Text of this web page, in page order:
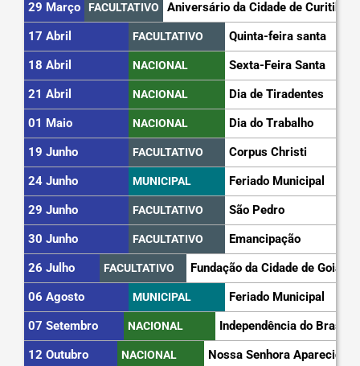
29 Março FACULTATIVO
Aniversário da Cidade de Curitiba
17 Abril
FACULTATIVO
Quinta-feira santa
18 Abril
NACIONAL
Sexta-Feira Santa
21 Abril
NACIONAL
Dia de Tiradentes
01 Maio
NACIONAL
Dia do Trabalho
19 Junho
FACULTATIVO
Corpus Christi
24 Junho
MUNICIPAL
Feriado Municipal
29 Junho
FACULTATIVO
São Pedro
30 Junho
FACULTATIVO
Emancipação
26 Julho
FACULTATIVO
Fundação da Cidade de Goiás
06 Agosto
MUNICIPAL
Feriado Municipal
07 Setembro
NACIONAL
Independência do Brasil
12 Outubro
NACIONAL
Nossa Senhora Aparecida